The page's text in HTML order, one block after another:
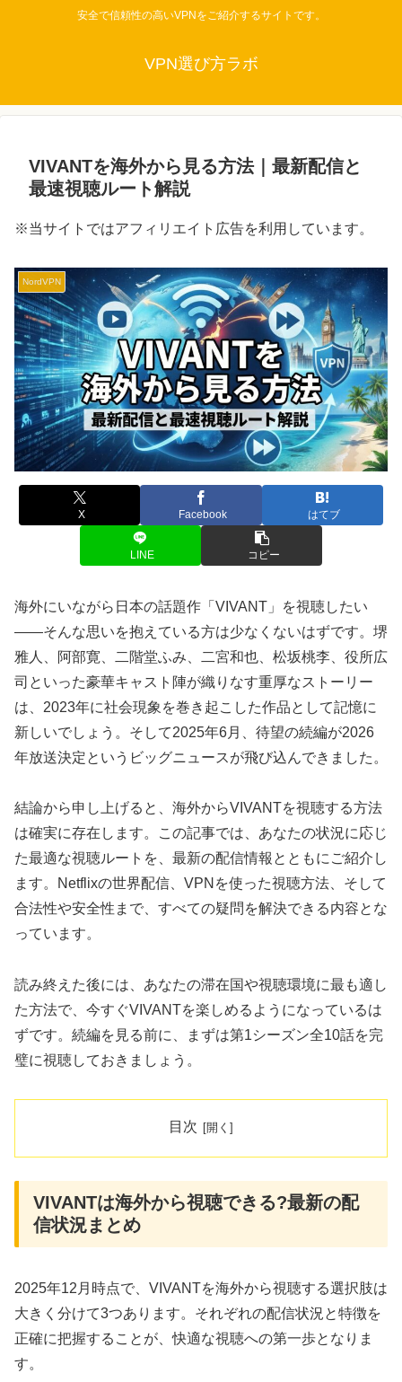
安全で信頼性の高いVPNをご紹介するサイトです。
VPN選び方ラボ
VIVANTを海外から見る方法｜最新配信と
最速視聴ルート解説
※当サイトではアフィリエイト広告を利用しています。
NordVPN
X Facebook はてブ
LINE コピー
海外にいながら日本の話題作「VIVANT」を視聴したい
――そんな思いを抱えている方は少なくないはずです。堺
雅人、阿部寛、二階堂ふみ、二宮和也、松坂桃李、役所広
司といった豪華キャスト陣が織りなす重厚なストーリー
は、2023年に社会現象を巻き起こした作品として記憶に
新しいでしょう。そして2025年6月、待望の続編が2026
年放送決定というビッグニュースが飛び込んできました。
結論から申し上げると、海外からVIVANTを視聴する方法
は確実に存在します。この記事では、あなたの状況に応じ
た最適な視聴ルートを、最新の配信情報とともにご紹介し
ます。Netflixの世界配信、VPNを使った視聴方法、そして
合法性や安全性まで、すべての疑問を解決できる内容とな
っています。
読み終えた後には、あなたの滞在国や視聴環境に最も適し
た方法で、今すぐVIVANTを楽しめるようになっているは
ずです。続編を見る前に、まずは第1シーズン全10話を完
璧に視聴しておきましょう。
目次
VIVANTは海外から視聴できる?最新の配
信状況まとめ
2025年12月時点で、VIVANTを海外から視聴する選択肢は
大きく分けて3つあります。それぞれの配信状況と特徴を
正確に把握することが、快適な視聴への第一歩となりま
す。